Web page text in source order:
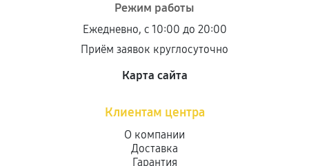
Режим работы
Ежедневно, с 10:00 до 20:00
Приём заявок круглосуточно
Карта сайта
Клиентам центра
О компании
Доставка
Гарантия